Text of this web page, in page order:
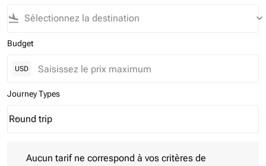
flight_land keyboard_arrow_down
Budget
USD
Journey Types
Journey Types option Round trip Selected
Round trip
keyboard_arrow_down
Aucun tarif ne correspond à vos critères de